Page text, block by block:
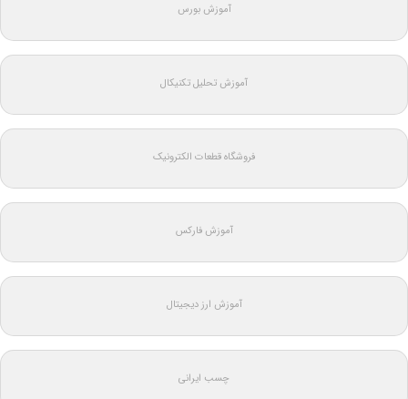
آموزش بورس
آموزش تحلیل تکنیکال
فروشگاه قطعات الکترونیک
آموزش فارکس
آموزش ارز دیجیتال
چسب ایرانی